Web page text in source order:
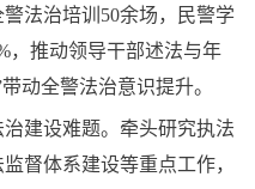
法治培训50余场，民警学
，推动领导干部述法与年
动全警法治意识提升。
建设难题。牵头研究执法
督体系建设等重点工作，